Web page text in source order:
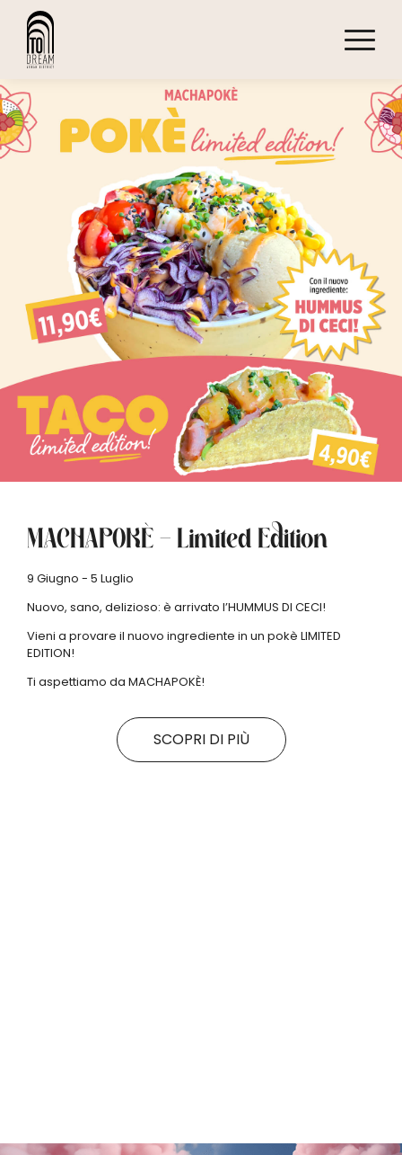
MACHAPOKÈ – Limited Edition
9 Giugno - 5 Luglio
Nuovo, sano, delizioso: è arrivato l’HUMMUS DI CECI!
Vieni a provare il nuovo ingrediente in un pokè LIMITED
EDITION!
Ti aspettiamo da MACHAPOKÈ!
SCOPRI DI PIÙ